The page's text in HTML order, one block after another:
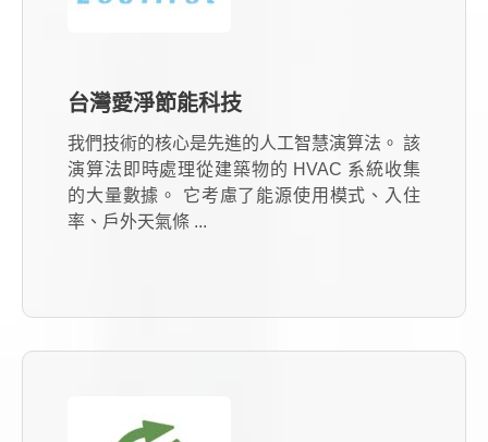
台灣愛淨節能科技
我們技術的核心是先進的人工智慧演算法。 該
演算法即時處理從建築物的 HVAC 系統收集
的大量數據。 它考慮了能源使用模式、入住
率、戶外天氣條 ...